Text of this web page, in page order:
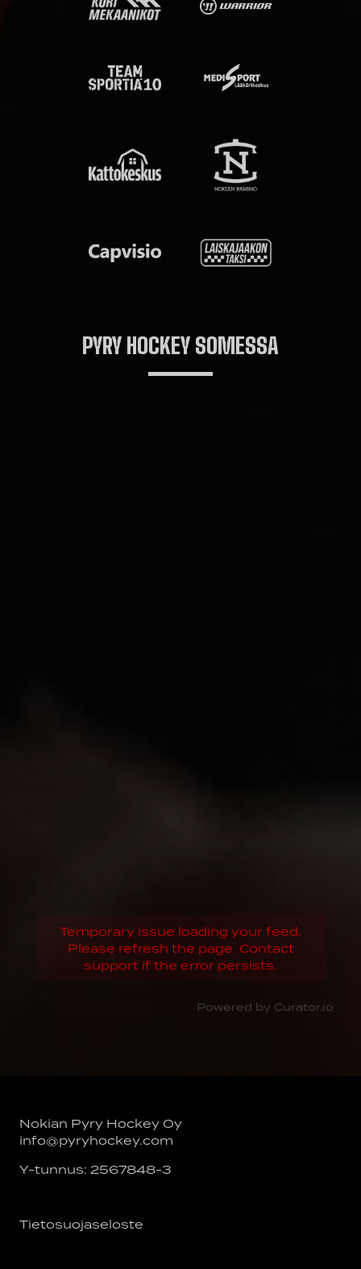
PYRY HOCKEY SOMESSA
Temporary issue loading your feed.
Please refresh the page. Contact
support if the error persists.
Powered by Curator.io
Nokian Pyry Hockey Oy
info@pyryhockey.com
Y-tunnus: 2567848-3
Tietosuojaseloste